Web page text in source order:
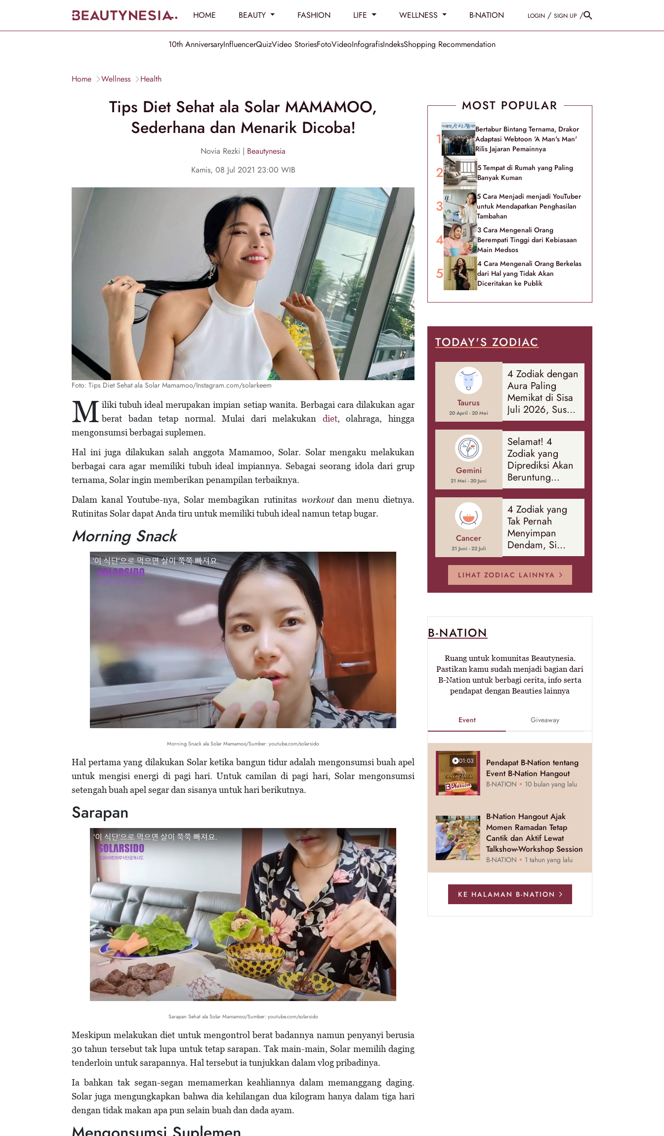
HOME BEAUTY FASHION LIFE WELLNESS B-NATION LOGIN / SIGN UP /
10th AnniversaryInfluencerQuizVideo StoriesFotoVideoInfografisIndeksShopping Recommendation
Home Wellness Health
Tips Diet Sehat ala Solar MAMAMOO,
Sederhana dan Menarik Dicoba!
Novia Rezki | Beautynesia
Kamis, 08 Jul 2021 23:00 WIB
Foto: Tips Diet Sehat ala Solar Mamamoo/Instagram.com/solarkeem
M iliki tubuh ideal merupakan impian setiap wanita. Berbagai cara dilakukan agar
berat badan tetap normal. Mulai dari melakukan diet, olahraga, hingga
mengonsumsi berbagai suplemen.
Hal ini juga dilakukan salah anggota Mamamoo, Solar. Solar mengaku melakukan
berbagai cara agar memiliki tubuh ideal impiannya. Sebagai seorang idola dari grup
ternama, Solar ingin memberikan penampilan terbaiknya.
Dalam kanal Youtube-nya, Solar membagikan rutinitas workoutdan menu dietnya.
Rutinitas Solar dapat Anda tiru untuk memiliki tubuh ideal namun tetap bugar.
Morning Snack
Morning Snack ala Solar Mamamoo/Sumber: youtube.com/solarsido
Hal pertama yang dilakukan Solar ketika bangun tidur adalah mengonsumsi buah apel
untuk mengisi energi di pagi hari. Untuk camilan di pagi hari, Solar mengonsumsi
setengah buah apel segar dan sisanya untuk hari berikutnya.
Sarapan
Sarapan Sehat ala Solar Mamamoo/Sumber: youtube.com/solarsido
Meskipun melakukan diet untuk mengontrol berat badannya namun penyanyi berusia
30 tahun tersebut tak lupa untuk tetap sarapan. Tak main-main, Solar memilih daging
tenderloin untuk sarapannya. Hal tersebut ia tunjukkan dalam vlog pribadinya.
Ia bahkan tak segan-segan memamerkan keahliannya dalam memanggang daging.
Solar juga mengungkapkan bahwa dia kehilangan dua kilogram hanya dalam tiga hari
dengan tidak makan apa pun selain buah dan dada ayam.
MOST POPULAR
Bertabur Bintang Ternama, Drakor
Adaptasi Webtoon 'A Man's Man'
Rilis Jajaran Pemainnya
5 Tempat di Rumah yang Paling
Banyak Kuman
5 Cara Menjadi menjadi YouTuber
untuk Mendapatkan Penghasilan
Tambahan
3 Cara Mengenali Orang
Berempati Tinggi dari Kebiasaan
Main Medsos
4 Cara Mengenali Orang Berkelas
dari Hal yang Tidak Akan
Diceritakan ke Publik
TODAY'S ZODIAC
Taurus
20 April - 20 Mei
4 Zodiak dengan
Aura Paling
Memikat di Sisa
Juli 2026, Susah
Diabaikan Orang
Sekitar!
Gemini
21 Mei - 20 Juni
Selamat! 4
Zodiak yang
Diprediksi Akan
Beruntung
Sepanjang
Agustus 2026
Cancer
21 Juni - 22 Juli
4 Zodiak yang
Tak Pernah
Menyimpan
Dendam, Si
Paling Mudah
Memaafkan!
LIHAT ZODIAC LAINNYA
B-NATION
Ruang untuk komunitas Beautynesia.
Pastikan kamu sudah menjadi bagian dari
B-Nation untuk berbagi cerita, info serta
pendapat dengan Beauties lainnya
Event Giveaway
01:03
Pendapat B-Nation tentang
Event B-Nation Hangout
B-NATION 10 bulan yang lalu
B-Nation Hangout Ajak
Momen Ramadan Tetap
Cantik dan Aktif Lewat
Talkshow-Workshop Session
B-NATION 1 tahun yang lalu
KE HALAMAN B-NATION